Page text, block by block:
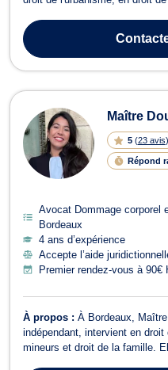
des étrangers et de la
...
Maître
5 (23 avis)
Répond
Avocat Dommage corporel
Bordeaux
4 ans d’expérience
Accepte l’aide
Premier rendez-vous à 90€
À propos : À Bordeaux,
indépendant, intervient en
mineurs et droit de la famille.